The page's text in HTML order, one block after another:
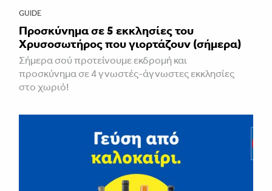
GUIDE
Προσκύνημα σε 5 εκκλησίες του
Χρυσοσωτήρος που γιορτάζουν (σήμερα)
Σήμερα σού προτείνουμε εκδρομή και
προσκύνημα σε 4 γνωστές-άγνωστες εκκλησίες
στο χωριό!